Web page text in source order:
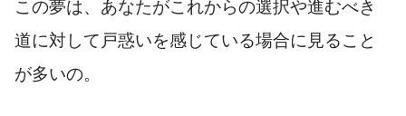
この夢は、あなたがこれからの選択や進むべき
道に対して戸惑いを感じている場合に見ること
が多いの。